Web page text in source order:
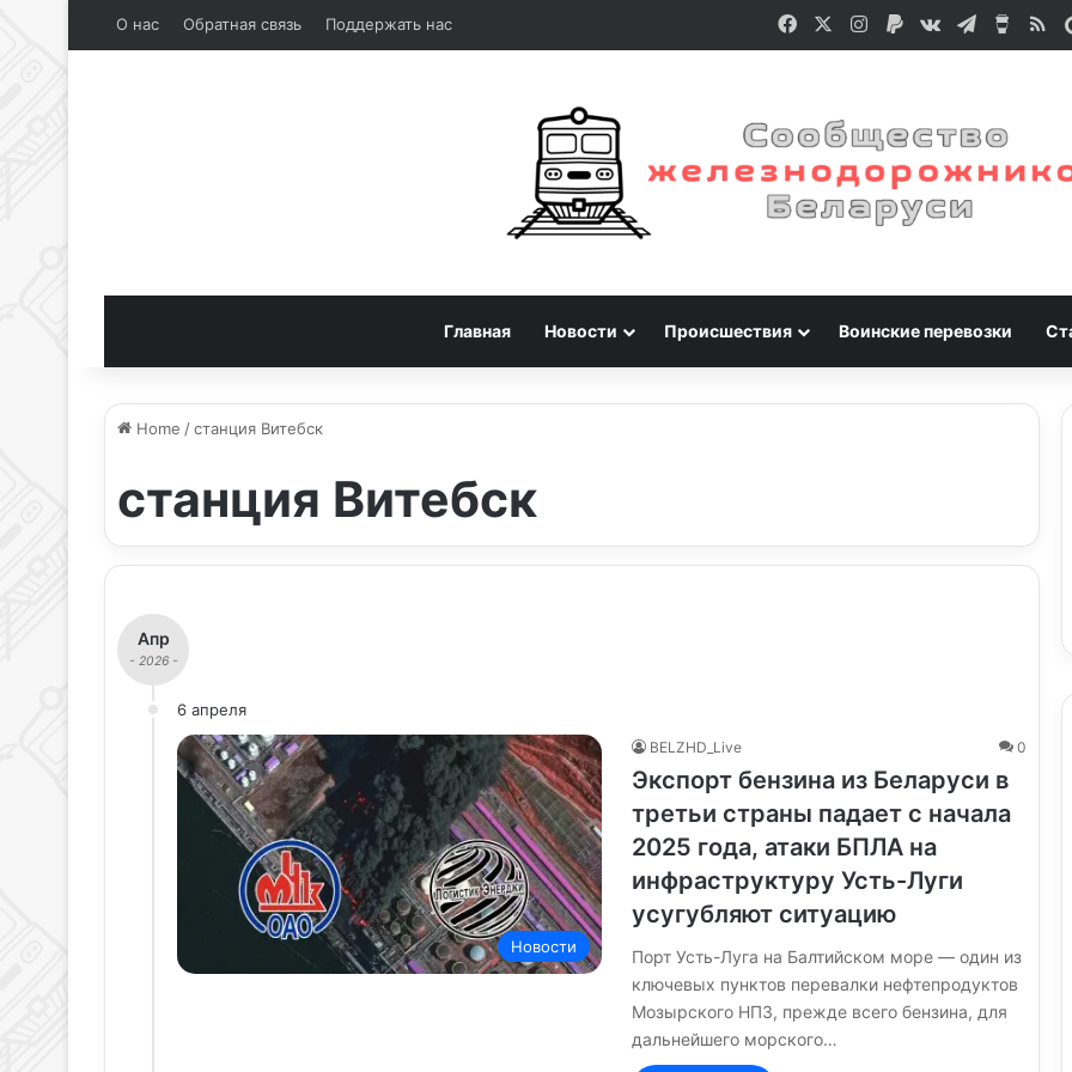
О нас Обратная связь Поддержать нас FacebookInstagram
Paypalvk.com
Telegram
Buy
Главная Новости Происшествия Воинские перевозки
Home /станция Витебск
станция Витебск
Апр
- 2026 -
6 апреля
Новости
BELZHD_Live 0
Экспорт бензина из Беларуси в
третьи страны падает с начала
2025 года, атаки БПЛА на
инфраструктуру Усть-Луги
усугубляют ситуацию
Порт Усть-Луга на Балтийском море — один из
ключевых пунктов перевалки нефтепродуктов
Мозырского НПЗ, прежде всего бензина, для
дальнейшего морского…